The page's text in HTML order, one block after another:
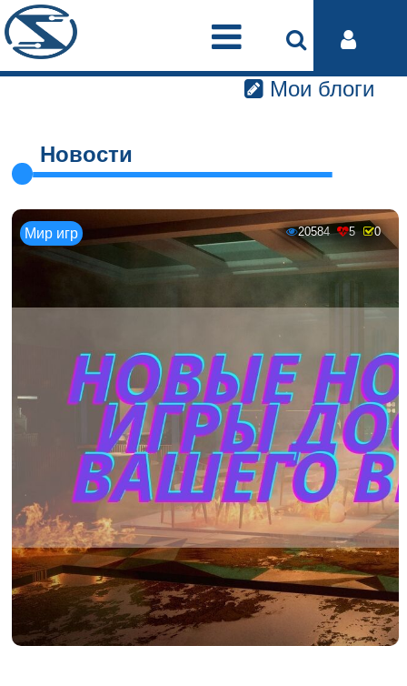
Мои блоги
Новости
Мир игр 20584 5 0